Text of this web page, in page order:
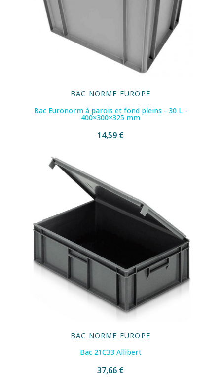
BAC NORME EUROPE
Bac Euronorm à parois et fond pleins - 30 L -
400×300×325 mm
14,59 €
BAC NORME EUROPE
Bac 21C33 Allibert
37,66 €